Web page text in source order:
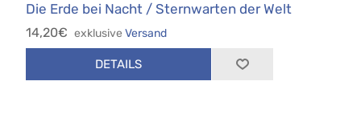
Die Erde bei Nacht / Sternwarten der Welt
14,20€ exklusiveVersand
DETAILS